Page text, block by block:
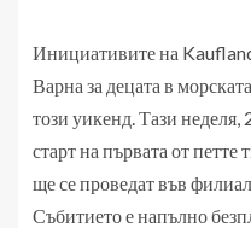
Инициативите на
Варна за децата в
този уикенд. Тази
старт на първата от
ще се проведат във
Събитието е напълно